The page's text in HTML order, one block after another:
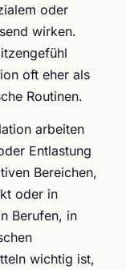
oder
wirken.
oft eher als
Routinen.
arbeiten
Entlastung
Bereichen,
oder in
Berufen, in
wichtig ist,